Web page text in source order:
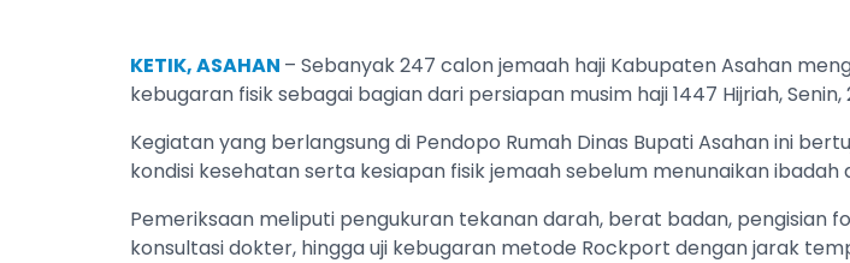
KETIK, ASAHAN – Sebanyak 247 calon jemaah haji Kabupaten Asahan
kebugaran fisik sebagai bagian dari persiapan musim haji 1447 Hijriah, Senin,
Kegiatan yang berlangsung di Pendopo Rumah Dinas Bupati Asahan ini
kondisi kesehatan serta kesiapan fisik jemaah sebelum menunaikan ibadah
Pemeriksaan meliputi pengukuran tekanan darah, berat badan, pengisian
konsultasi dokter, hingga uji kebugaran metode Rockport dengan jarak